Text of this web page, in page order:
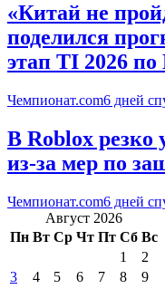
«Китай не
поделился
этап TI 2026 по
Чемпионат.com6 дней
В Roblox резко
из-за мер по
Чемпионат.com6 дней
Август 2026
Пн Вт Ср Чт Пт Сб Вс
1
2
3
4 5 6 7 8
9